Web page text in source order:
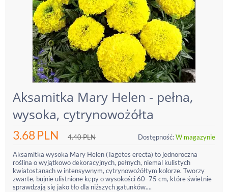
Aksamitka Mary Helen - pełna,
wysoka, cytrynowożółta
3.68PLN 4.40PLN Dostępność:W magazynie
Aksamitka wysoka Mary Helen (Tagetes erecta) to jednoroczna
roślina o wyjątkowo dekoracyjnych, pełnych, niemal kulistych
kwiatostanach w intensywnym, cytrynowożółtym kolorze. Tworzy
zwarte, bujnie ulistnione kępy o wysokości 60–75 cm, które świetnie
sprawdzają się jako tło dla niższych gatunków....